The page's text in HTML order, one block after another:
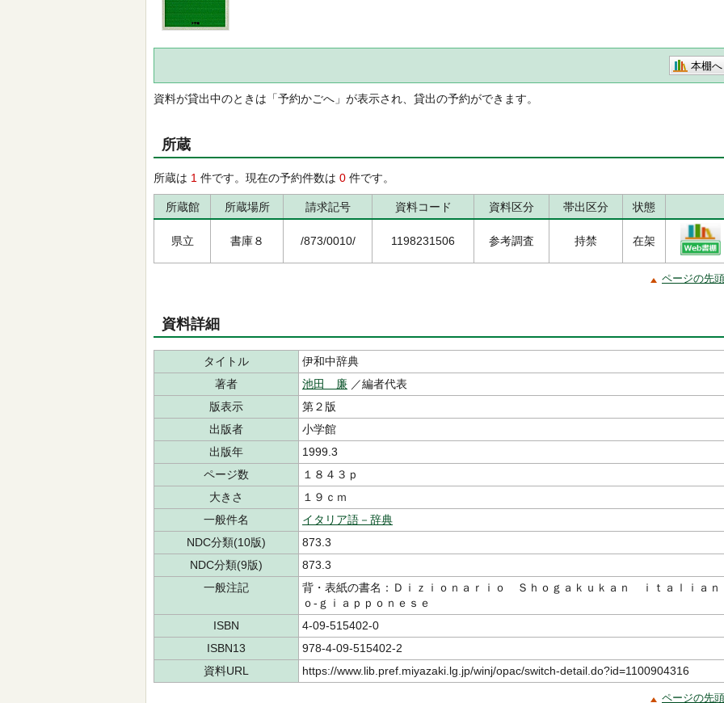
本棚へ
資料が貸出中のときは「予約かごへ」が表示され、貸出の予約ができます。
所蔵
所蔵は 1 件です。現在の予約件数は 0 件です。
所蔵館 所蔵場所 請求記号 資料コード 資料区分 帯出区分 状態
県立 書庫８ /873/0010/ 1198231506 参考調査 持禁 在架
ページの先
資料詳細
タイトル
伊和中辞典
著者
池田 廉 ／編者代表
版表示
第２版
出版者
小学館
出版年
1999.3
ページ数
１８４３ｐ
大きさ
１９ｃｍ
一般件名
イタリア語－辞典
NDC分類(10版)
873.3
NDC分類(9版)
873.3
一般注記
背・表紙の書名：Ｄｉｚｉｏｎａｒｉｏ Ｓｈｏｇａｋｕｋａｎ ｉｔａｌｉａｎ
ｏ‐ｇｉａｐｐｏｎｅｓｅ
ISBN
4-09-515402-0
ISBN13
978-4-09-515402-2
資料URL
https://www.lib.pref.miyazaki.lg.jp/winj/opac/switch-detail.do?id=1100904316
ページの先